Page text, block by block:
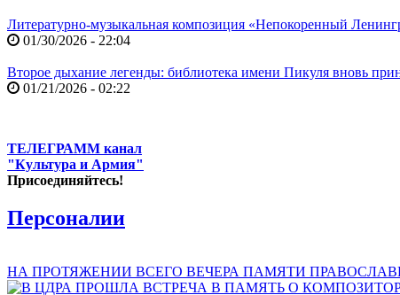
Литературно-музыкальная композиция «Непокоренный
01/30/2026 - 22:04
Второе дыхание легенды: библиотека имени Пикуля вновь
01/21/2026 - 02:22
ТЕЛЕГРАММ канал
"Культура и Армия"
Присоединяйтесь!
Персоналии
НА ПРОТЯЖЕНИИ ВСЕГО ВЕЧЕРА ПАМЯТИ